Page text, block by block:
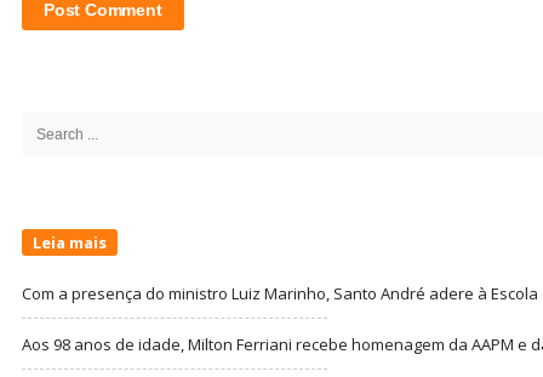
Search
Leia mais
Com a presença do ministro Luiz Marinho, Santo André adere à
Aos 98 anos de idade, Milton Ferriani recebe homenagem da AAPM e